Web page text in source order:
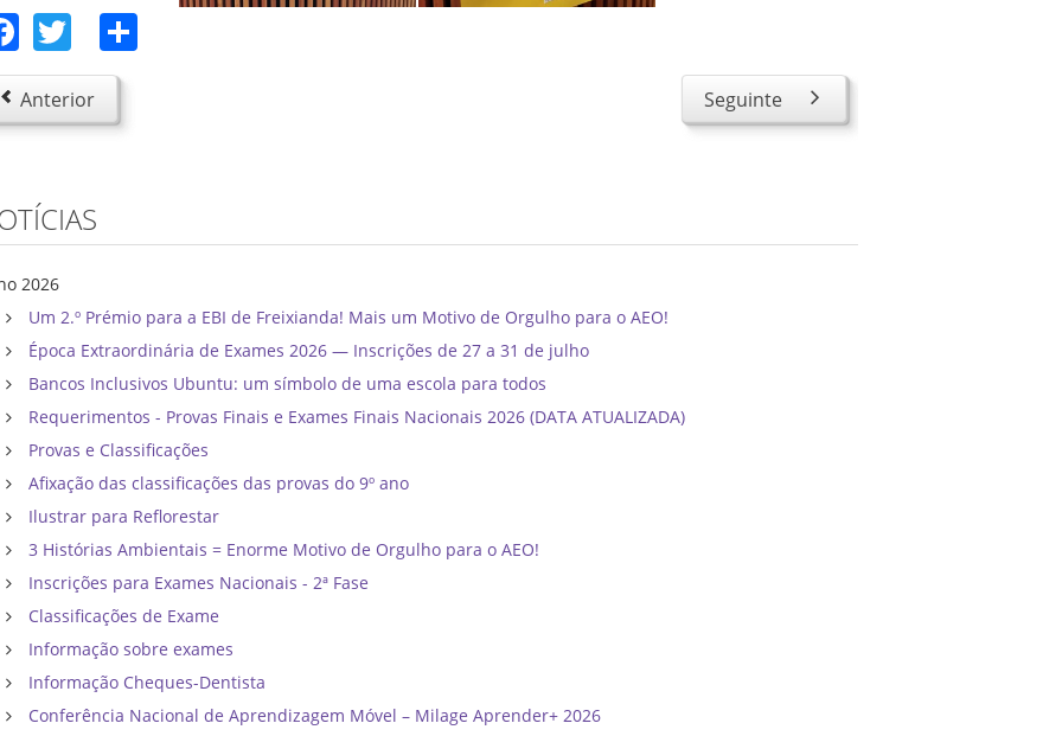
Facebook
Twitter
Anterior Seguinte
2026
Um 2.º Prémio para a EBI de Freixianda! Mais um Motivo de Orgulho para o AEO!
Época Extraordinária de Exames 2026 — Inscrições de 27 a 31 de julho
Bancos Inclusivos Ubuntu: um símbolo de uma escola para todos
Requerimentos - Provas Finais e Exames Finais Nacionais 2026 (DATA ATUALIZADA)
Provas e Classificações
Afixação das classificações das provas do 9º ano
Ilustrar para Reflorestar
3 Histórias Ambientais = Enorme Motivo de Orgulho para o AEO!
Inscrições para Exames Nacionais - 2ª Fase
Classificações de Exame
Informação sobre exames
Informação Cheques-Dentista
Conferência Nacional de Aprendizagem Móvel – Milage Aprender+ 2026